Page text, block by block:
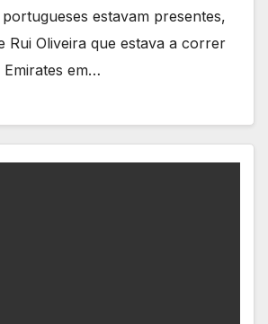
estavam presentes,
Rui Oliveira que estava a correr
Emirates em…